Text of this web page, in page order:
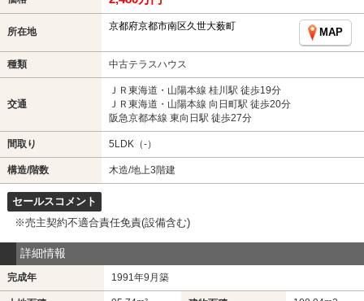
所在地 京都府京都市南区久世大薮町
MAP
種類 中古テラスハウス
交通
ＪＲ東海道・山陽本線 桂川駅 徒歩19分
ＪＲ東海道・山陽本線 向日町駅 徒歩20分
阪急京都本線 東向日駅 徒歩27分
間取り 5LDK（-）
構造/階数 木造/地上3階建
セールスコメント
※売主契約不適合責任免責(設備含む)
詳細情報
完成年 1991年9月築